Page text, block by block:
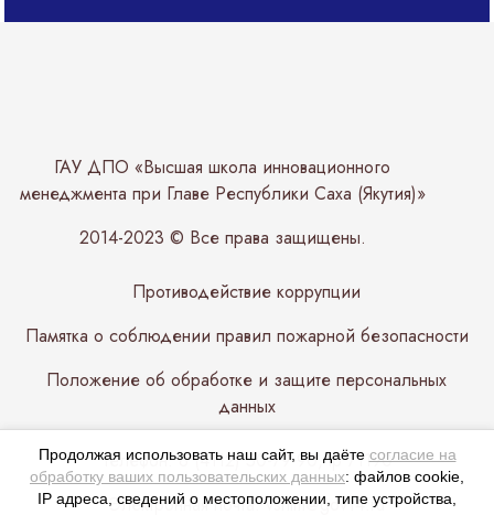
ГАУ ДПО «Высшая школа инновационного
менеджмента при Главе Республики Саха (Якутия)»
2014-2023 © Все права защищены.
Противодействие коррупции
Памятка о соблюдении правил пожарной безопасности
Положение об обработке и защите персональных
данных
Телефон: 8 (4112) 50-79-90, ip 71190
Электронная почта: vshim@gov14.ru
Продолжая использовать наш сайт, вы даёте согласие на
обработку ваших пользовательских данных: файлов cookie,
IP адреса, сведений о местоположении, типе устройства,